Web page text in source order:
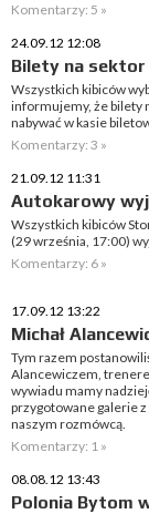
Komentarzy: 5 »
24.09.12 12:08
Bilety na sektor
Wszystkich kibiców
informujemy, że bilety
nabywać w kasie
Komentarzy: 3 »
21.09.12 11:31
Autokarowy
Wszystkich kibiców
(29 września, 17:00)
Komentarzy: 6 »
17.09.12 13:22
Michał
Tym razem
Alancewiczem,
wywiadu mamy
przygotowane galerie
naszym rozmówcą.
Komentarzy: 1 »
08.08.12 13:43
Polonia Bytom